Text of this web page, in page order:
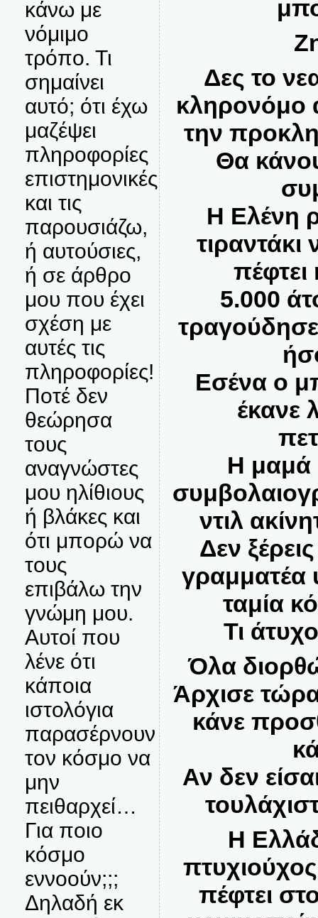
κάνω με
νόμιμο
τρόπο. Τι
σημαίνει
αυτό; ότι έχω
μαζέψει
πληροφορίες
επιστημονικές
και τις
παρουσιάζω,
ή αυτούσιες,
ή σε άρθρο
μου που έχει
σχέση με
αυτές τις
πληροφορίες!
Ποτέ δεν
θεώρησα
τους
αναγνώστες
μου ηλίθιους
ή βλάκες και
ότι μπορώ να
τους
επιβάλω την
γνώμη μου.
Αυτοί που
λένε ότι
κάποια
ιστολόγια
παρασέρνουν
τον κόσμο να
μην
πειθαρχεί…
Για ποιο
κόσμο
εννοούν;;;
Δηλαδή εκ
Δες το
κληρονόμο
την
Θα
Η Ελένη
5.000
Εσένα ο
έκανε
Η μαμά
ντιλ
Δεν
γραμματέα
ταμία
Τι
Όλα
Άρχισε
κάνε
Αν δεν
Η
πέφτει